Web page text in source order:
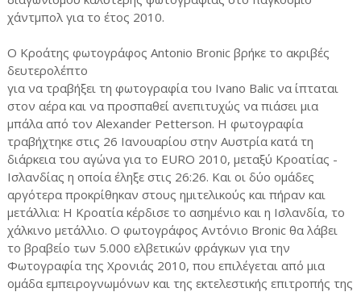
χάντμπολ για το έτος 2010.
Ο Κροάτης φωτογράφος Antonio Bronic βρήκε το ακριβές
δευτερολέπτο
για να τραβήξει τη φωτογραφία του Ivano Balic να ίπταται
στον αέρα και να προσπαθεί ανεπιτυχώς να πιάσει μια
μπάλα από τον Alexander Petterson. Η φωτογραφία
τραβήχτηκε στις 26 Ιανουαρίου στην Αυστρία κατά τη
διάρκεια του αγώνα για το EURO 2010, μεταξύ Κροατίας -
Ισλανδίας η οποία έληξε στις 26:26. Και οι δύο ομάδες
αργότερα προκρίθηκαν στους ημιτελικούς και πήραν και
μετάλλια: Η Κροατία κέρδισε το ασημένιο και η Ισλανδία, το
χάλκινο μετάλλιο. Ο φωτογράφος Αντόνιο Bronic θα λάβει
το βραβείο των 5.000 ελβετικών φράγκων για την
Φωτογραφία της Χρονιάς 2010, που επιλέγεται από μια
ομάδα εμπειρογνωμόνων και της εκτελεστικής επιτροπής της